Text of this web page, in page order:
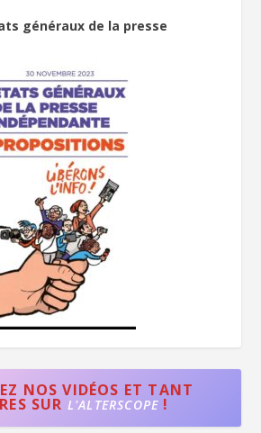
généraux de la presse
NOS VIDÉOS ET TANT
SUR L'ALTERSCOPE !